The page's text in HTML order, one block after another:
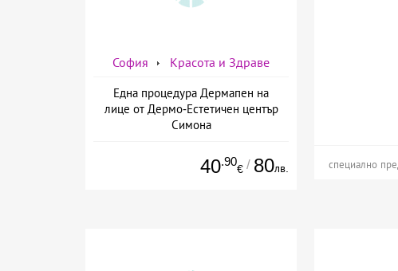
София Красота и Здраве
Една процедура Дермапен на
лице от Дермо-Естетичен център
Симона
40.90
€ / 80лв. специално